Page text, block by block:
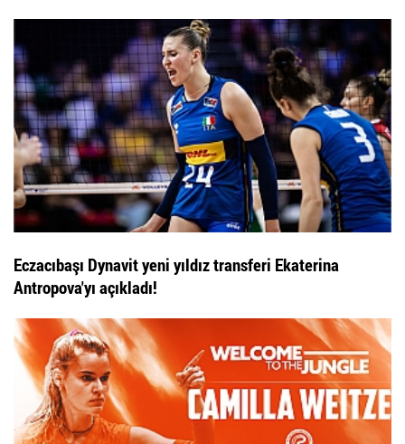
Eczacıbaşı Dynavit yeni yıldız transferi Ekaterina
Antropova'yı açıkladı!